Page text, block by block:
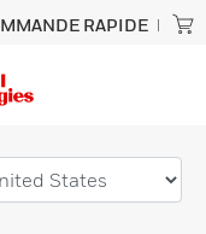
RAPIDE